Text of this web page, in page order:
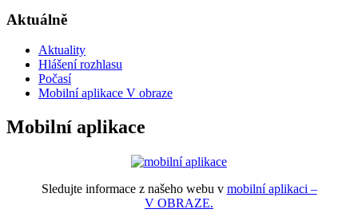
Aktuálně
Aktuality
Hlášení rozhlasu
Počasí
Mobilní aplikace V obraze
Mobilní aplikace
Sledujte informace z našeho webu v mobilní aplikaci –
V OBRAZE.